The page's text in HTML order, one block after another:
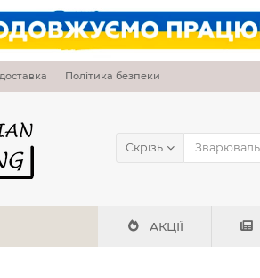
Політика безпеки
Скрізь
АКЦІЇ